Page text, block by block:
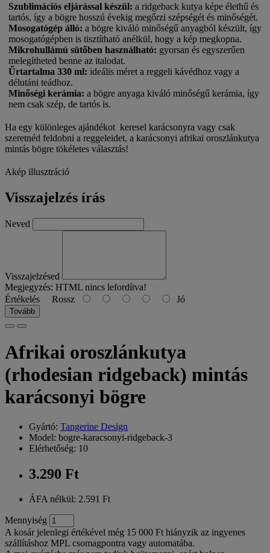
Szublimációs eljárással készül: a ridgeback kutya képe élethű és
tartós, így a bögre hosszú évekig megőrzi szépségét és minőségét.
Mosogatógép álló: a bögre kiváló minőségű anyagból készült, így
mosogatógépben is tisztítható anélkül, hogy a kép megkopna.
Mikrohullámú sütőben használható: gyorsan és egyszerűen
melegítheted benne az italodat.
Űrtartalma 330 ml: ideális méret a reggeli kávédhoz vagy a
délutáni teádhoz.
Minőségi kerámia: a bögre anyaga kiváló minőségű kerámia, így
nem csak szép, de tartós is.
Ha egy különleges ajándékot keresel karácsonyra vagy csak
szeretnéd feldobni a reggeleidet, a karácsonyi afrikai oroszlánkutya
mintás bögre tökéletes választás!
Akép illusztráció
Visszajelzés írás
Neved
Visszajelzésed
Megjegyzés: HTML nincs lefordítva!
Értékelés Rossz Jó
Tovább
Afrikai oroszlánkutya
(rhodesian ridgeback) mintás
karácsonyi bögre
Gyártó: Tangerine Design
Model: bogre-karacsonyi-ridgeback-3
Elérhetőség: 10
3.290 Ft
ÁFA nélkül: 2.591 Ft
Mennyiség
A kosár jelenlegi értékével még 15 000 Ft hiányzik az ingyenes
szállításhoz MPL csomagpontra vagy automatába.